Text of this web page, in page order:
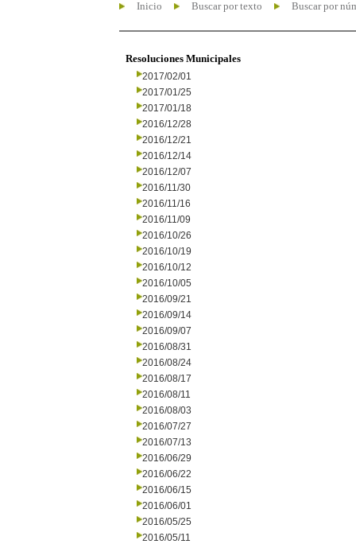
Inicio Buscar por texto Buscar por
Resoluciones Municipales
2017/02/01
2017/01/25
2017/01/18
2016/12/28
2016/12/21
2016/12/14
2016/12/07
2016/11/30
2016/11/16
2016/11/09
2016/10/26
2016/10/19
2016/10/12
2016/10/05
2016/09/21
2016/09/14
2016/09/07
2016/08/31
2016/08/24
2016/08/17
2016/08/11
2016/08/03
2016/07/27
2016/07/13
2016/06/29
2016/06/22
2016/06/15
2016/06/01
2016/05/25
2016/05/11